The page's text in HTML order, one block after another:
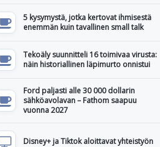
5 kysymystä, jotka kertovat ihmisestä
enemmän kuin tavallinen small talk
Tekoäly suunnitteli 16 toimivaa virusta:
näin historiallinen läpimurto onnistui
Ford paljasti alle 30 000 dollarin
sähköavolavan – Fathom saapuu
vuonna 2027
Disney+ ja Tiktok aloittavat yhteistyön